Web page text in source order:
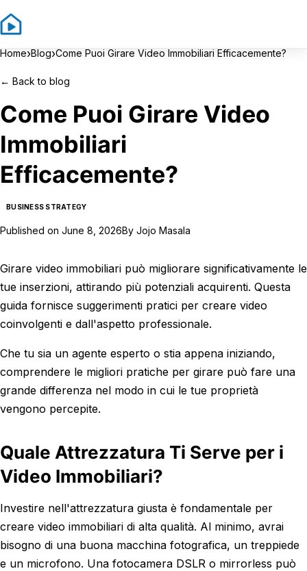
Home›Blog›Come Puoi Girare Video Immobiliari Efficacemente?
← Back to blog
Come Puoi Girare Video
Immobiliari
Efficacemente?
BUSINESS STRATEGY
Published on June 8, 2026By Jojo Masala
Girare video immobiliari può migliorare significativamente le
tue inserzioni, attirando più potenziali acquirenti. Questa
guida fornisce suggerimenti pratici per creare video
coinvolgenti e dall'aspetto professionale.
Che tu sia un agente esperto o stia appena iniziando,
comprendere le migliori pratiche per girare può fare una
grande differenza nel modo in cui le tue proprietà
vengono percepite.
Quale Attrezzatura Ti Serve per i
Video Immobiliari?
Investire nell'attrezzatura giusta è fondamentale per
creare video immobiliari di alta qualità. Al minimo, avrai
bisogno di una buona macchina fotografica, un treppiede
e un microfono. Una fotocamera DSLR o mirrorless può